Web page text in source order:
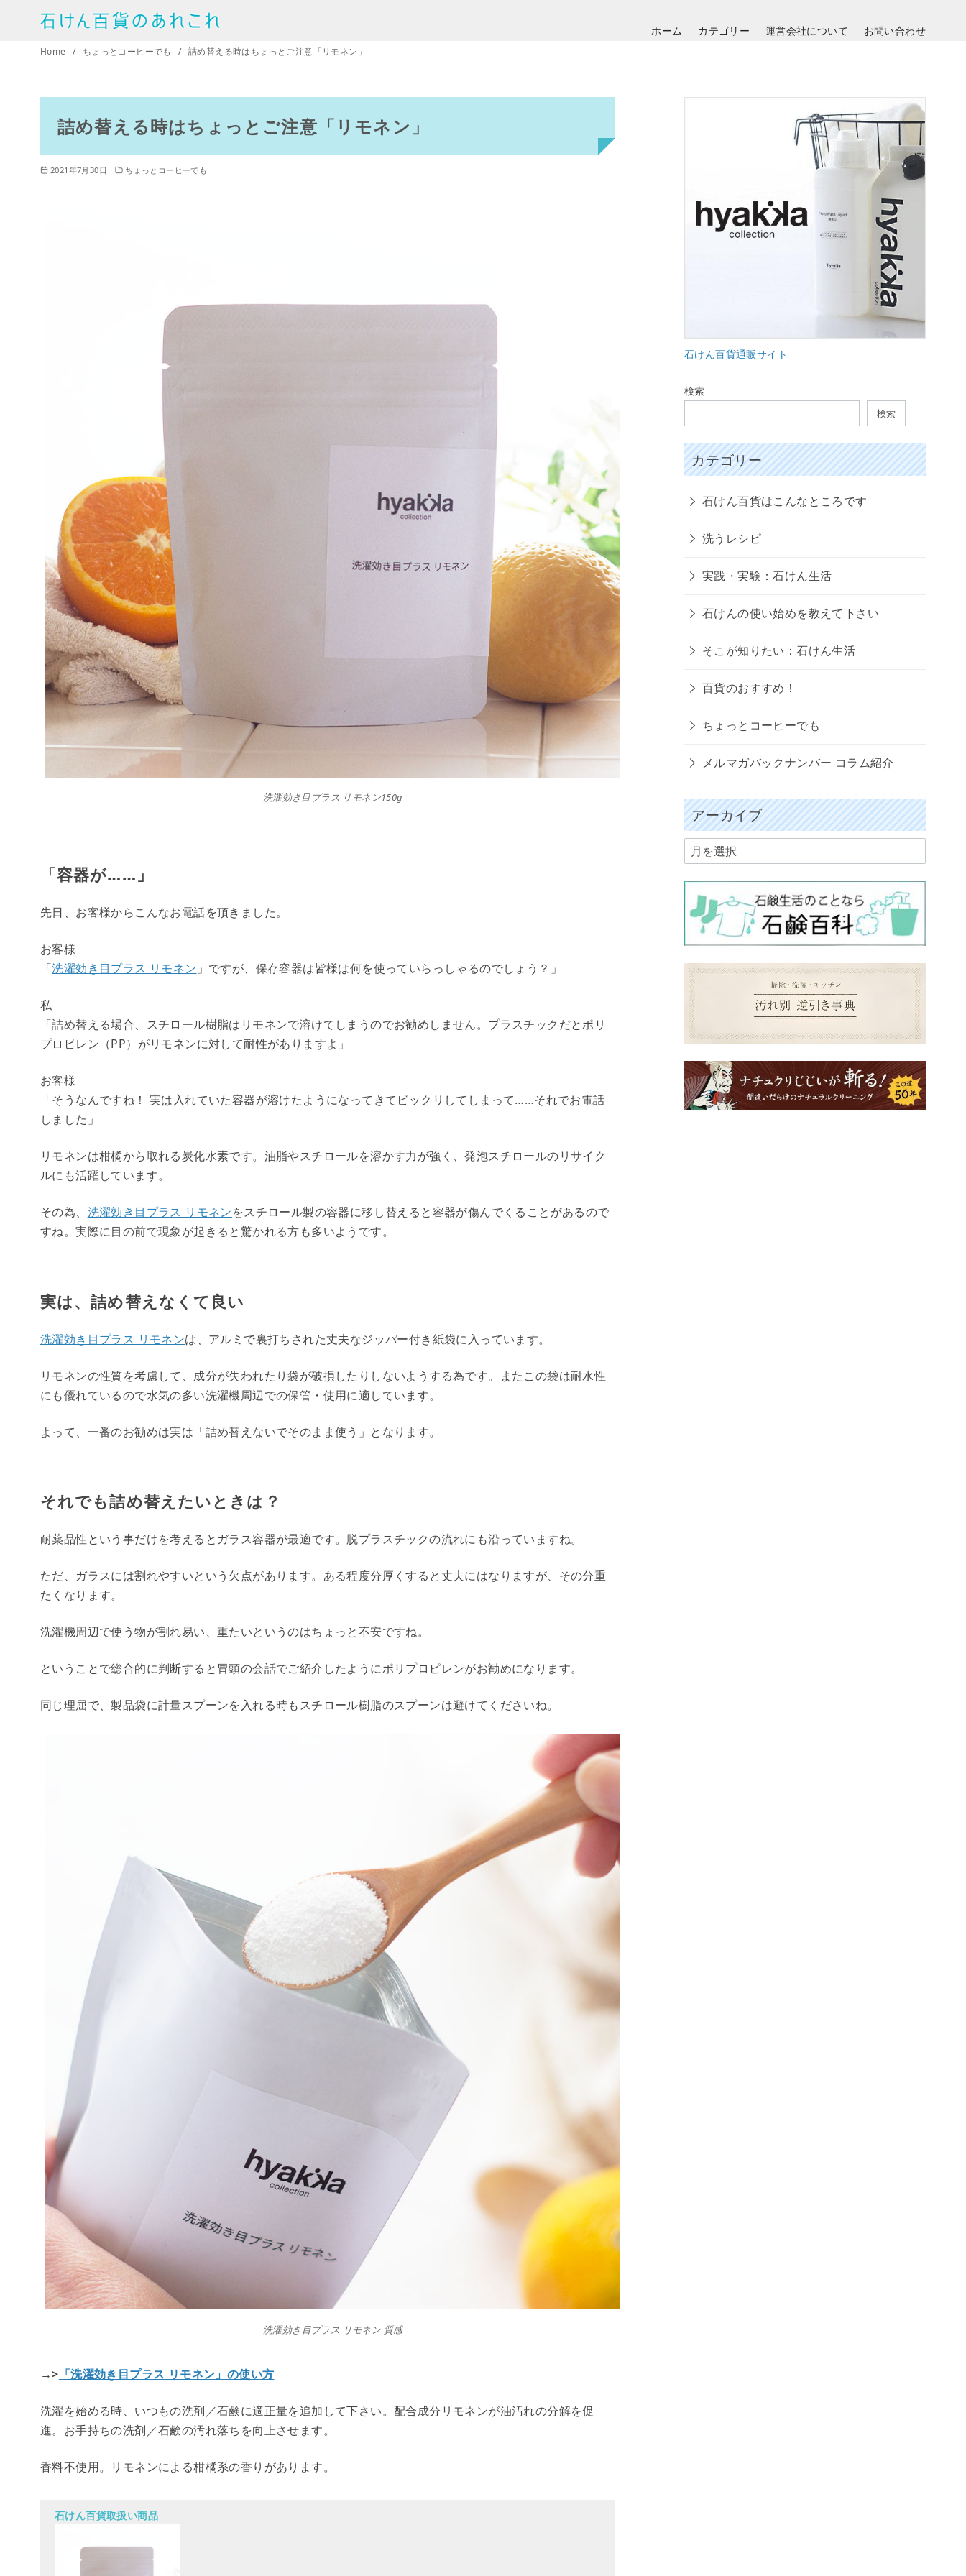
ホーム カテゴリー 運営会社について お問い合わせ
Home ちょっとコーヒーでも 詰め替える時はちょっとご注意「リモネン」
詰め替える時はちょっとご注意「リモネン」
2021年7月30日 ちょっとコーヒーでも
洗濯効き目プラス リモネン150g
「容器が……」
先日、お客様からこんなお電話を頂きました。
お客様
「洗濯効き目プラス リモネン 」ですが、保存容器は皆様は何を使っていらっしゃるのでしょう？」
私
「詰め替える場合、スチロール樹脂はリモネンで溶けてしまうのでお勧めしません。プラスチックだとポリ
プロピレン（PP）がリモネンに対して耐性がありますよ」
お客様
「そうなんですね！ 実は入れていた容器が溶けたようになってきてビックリしてしまって……それでお電話
しました」
リモネンは柑橘から取れる炭化水素です。油脂やスチロールを溶かす力が強く、発泡スチロールのリサイク
ルにも活躍しています。
その為、 洗濯効き目プラス リモネンをスチロール製の容器に移し替えると容器が傷んでくることがあるので
すね。実際に目の前で現象が起きると驚かれる方も多いようです。
実は、詰め替えなくて良い
洗濯効き目プラス リモネンは、アルミで裏打ちされた丈夫なジッパー付き紙袋に入っています。
リモネンの性質を考慮して、成分が失われたり袋が破損したりしないようする為です。またこの袋は耐水性
にも優れているので水気の多い洗濯機周辺での保管・使用に適しています。
よって、一番のお勧めは実は「詰め替えないでそのまま使う」となります。
それでも詰め替えたいときは？
耐薬品性という事だけを考えるとガラス容器が最適です。脱プラスチックの流れにも沿っていますね。
ただ、ガラスには割れやすいという欠点があります。ある程度分厚くすると丈夫にはなりますが、その分重
たくなります。
洗濯機周辺で使う物が割れ易い、重たいというのはちょっと不安ですね。
ということで総合的に判断すると冒頭の会話でご紹介したようにポリプロピレンがお勧めになります。
同じ理屈で、製品袋に計量スプーンを入れる時もスチロール樹脂のスプーンは避けてくださいね。
洗濯効き目プラス リモネン 質感
→> 「洗濯効き目プラス リモネン」の使い方
洗濯を始める時、いつもの洗剤／石鹸に適正量を追加して下さい。配合成分リモネンが油汚れの分解を促
進。お手持ちの洗剤／石鹸の汚れ落ちを向上させます。
香料不使用。リモネンによる柑橘系の香りがあります。
石けん百貨取扱い商品
石けん百貨通販サイト
検索
検索
カテゴリー
石けん百貨はこんなところです
洗うレシピ
実践・実験：石けん生活
石けんの使い始めを教えて下さい
そこが知りたい：石けん生活
百貨のおすすめ！
ちょっとコーヒーでも
メルマガバックナンバー コラム紹介
アーカイブ
ア
ー
カ
イ